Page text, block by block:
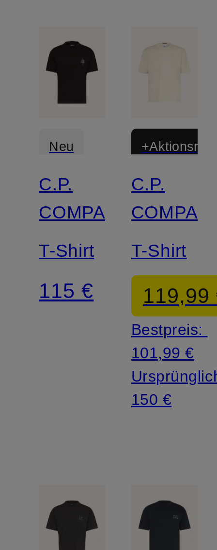
Neu
C.P.
COMPANY
T-Shirt
115 €
C.P.
T-Shirt
119,99
Bestpreis:
101,99 €
150 €